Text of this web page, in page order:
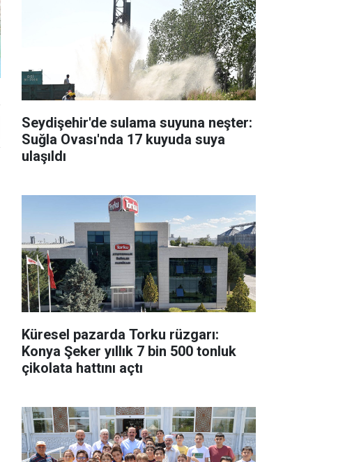
Seydişehir'de sulama suyuna neşter:
Suğla Ovası'nda 17 kuyuda suya
ulaşıldı
Küresel pazarda Torku rüzgarı:
Konya Şeker yıllık 7 bin 500 tonluk
çikolata hattını açtı